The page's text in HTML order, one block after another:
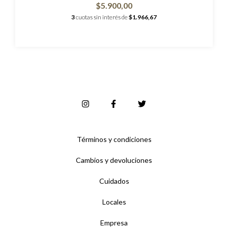
$5.900,00
3cuotas sin interés de$1.966,67
Términos y condiciones
Cambios y devoluciones
Cuidados
Locales
Empresa